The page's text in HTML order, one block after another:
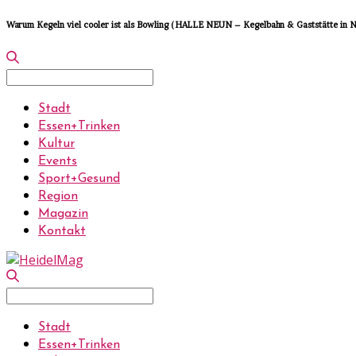
Warum Kegeln viel cooler ist als Bowling (HALLE NEUN – Kegelbahn & Gaststätte in
Search
for:
Stadt
Essen+Trinken
Kultur
Events
Sport+Gesund
Region
Magazin
Kontakt
Search
for:
Stadt
Essen+Trinken